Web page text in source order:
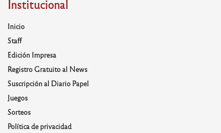
Institucional
Inicio
Staff
Edición Impresa
Registro Gratuito al News
Suscripción al Diario Papel
Juegos
Sorteos
Política de privacidad